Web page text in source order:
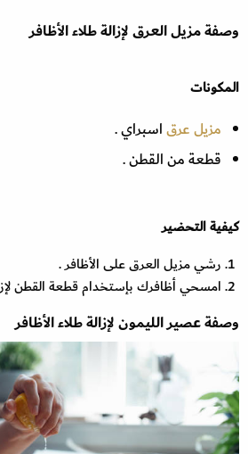
وصفة مزيل العرق لإزالة طلاء الأظافر
المكونات
مزيل عرقاسبراي .
قطعة من القطن .
كيفية التحضير
رشي مزيل العرق على الأظافر .
امسحي أظافرك بإستخدام قطعة القطن
وصفة عصير الليمون لإزالة طلاء الأظافر